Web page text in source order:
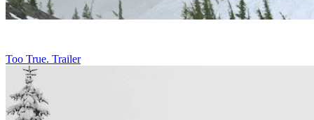
Too True. Trailer